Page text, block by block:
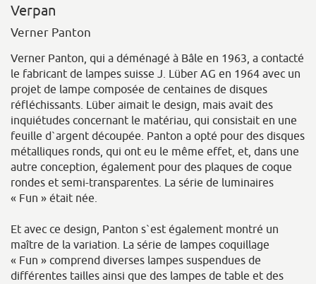
Verpan
Verner Panton
Verner Panton, qui a déménagé à Bâle en 1963, a contacté
le fabricant de lampes suisse J. Lüber AG en 1964 avec un
projet de lampe composée de centaines de disques
réfléchissants. Lüber aimait le design, mais avait des
inquiétudes concernant le matériau, qui consistait en une
feuille d`argent découpée. Panton a opté pour des disques
métalliques ronds, qui ont eu le même effet, et, dans une
autre conception, également pour des plaques de coque
rondes et semi-transparentes. La série de luminaires
« Fun » était née.
Et avec ce design, Panton s`est également montré un
maître de la variation. La série de lampes coquillage
« Fun » comprend diverses lampes suspendues de
différentes tailles ainsi que des lampes de table et des